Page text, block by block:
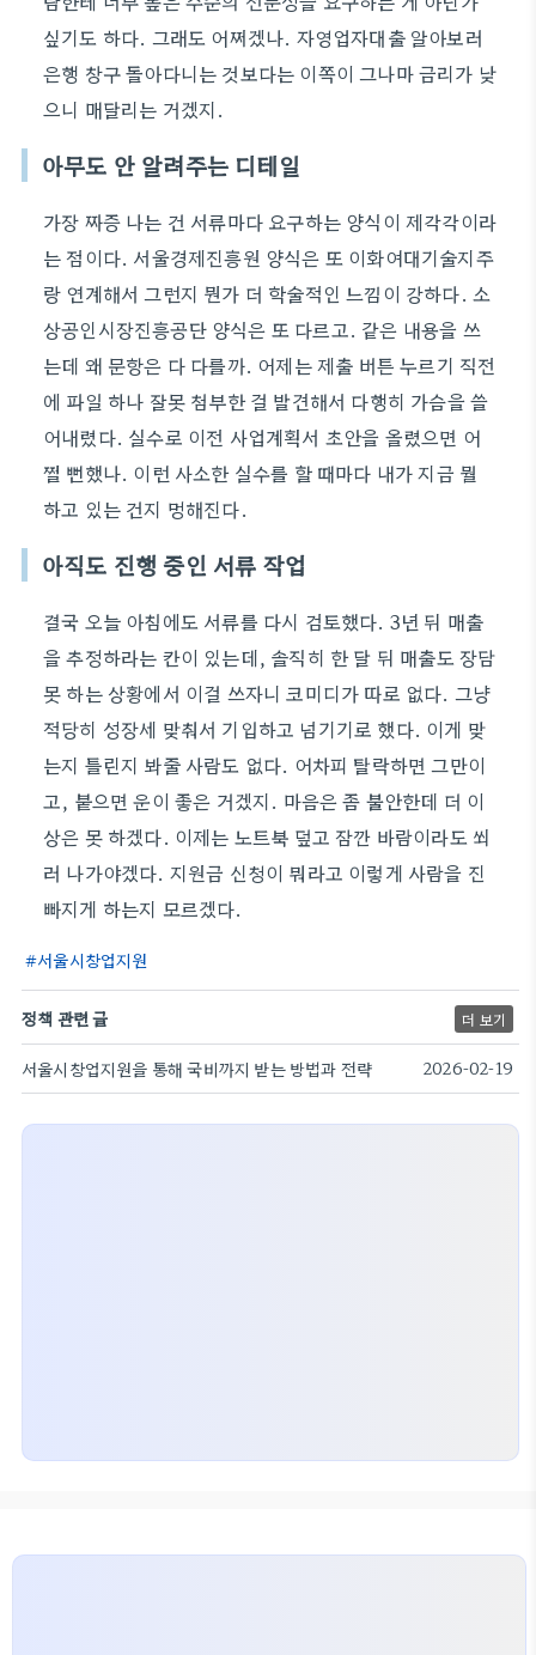
싶기도 하다. 그래도 어쩌겠나. 자영업자대출 알아보러
은행 창구 돌아다니는 것보다는 이쪽이 그나마 금리가 낮
으니 매달리는 거겠지.
아무도 안 알려주는 디테일
가장 짜증 나는 건 서류마다 요구하는 양식이 제각각이라
는 점이다. 서울경제진흥원 양식은 또 이화여대기술지주
랑 연계해서 그런지 뭔가 더 학술적인 느낌이 강하다. 소
상공인시장진흥공단 양식은 또 다르고. 같은 내용을 쓰
는데 왜 문항은 다 다를까. 어제는 제출 버튼 누르기 직전
에 파일 하나 잘못 첨부한 걸 발견해서 다행히 가슴을 쓸
어내렸다. 실수로 이전 사업계획서 초안을 올렸으면 어
쩔 뻔했나. 이런 사소한 실수를 할 때마다 내가 지금 뭘
하고 있는 건지 멍해진다.
아직도 진행 중인 서류 작업
결국 오늘 아침에도 서류를 다시 검토했다. 3년 뒤 매출
을 추정하라는 칸이 있는데, 솔직히 한 달 뒤 매출도 장담
못 하는 상황에서 이걸 쓰자니 코미디가 따로 없다. 그냥
적당히 성장세 맞춰서 기입하고 넘기기로 했다. 이게 맞
는지 틀린지 봐줄 사람도 없다. 어차피 탈락하면 그만이
고, 붙으면 운이 좋은 거겠지. 마음은 좀 불안한데 더 이
상은 못 하겠다. 이제는 노트북 덮고 잠깐 바람이라도 쐬
러 나가야겠다. 지원금 신청이 뭐라고 이렇게 사람을 진
빠지게 하는지 모르겠다.
서울시창업지원
정책 관련 글 더 보기
서울시창업지원을 통해 국비까지 받는 방법과 전략 2026-02-19